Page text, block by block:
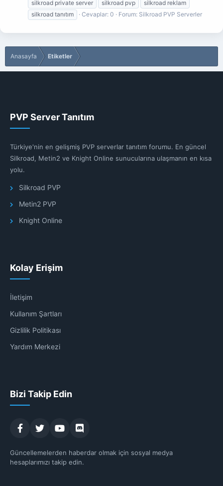
silkroad private server
silkroad pvp
silkroad reklam
silkroad tanıtım
Cevaplar: 0 Forum: Silkroad PVP Serverler
Anasayfa Etiketler
PVP Server Tanıtım
Türkiye'nin en gelişmiş PVP serverlar tanıtım forumu. En güncel
Silkroad, Metin2 ve Knight Online sunucularına ulaşmanın en kısa
yolu.
Silkroad PVP
Metin2 PVP
Knight Online
Kolay Erişim
İletişim
Kullanım Şartları
Gizlilik Politikası
Yardım Merkezi
Bizi Takip Edin
Güncellemelerden haberdar olmak için sosyal medya
hesaplarımızı takip edin.